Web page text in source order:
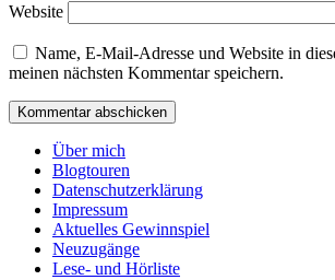
Website
Name, E-Mail-Adresse und Website in
meinen nächsten Kommentar speichern.
Über mich
Blogtouren
Datenschutzerklärung
Impressum
Aktuelles Gewinnspiel
Neuzugänge
Lese- und Hörliste